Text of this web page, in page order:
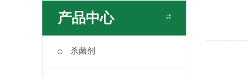
产品中心
杀菌剂